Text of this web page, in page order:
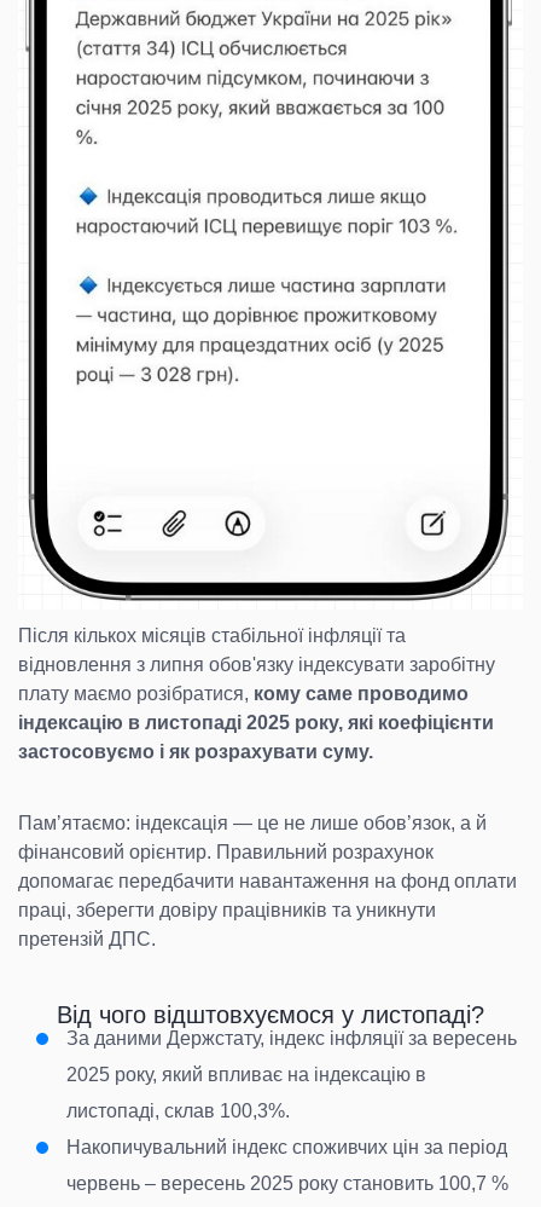
Після кількох місяців стабільної інфляції та
відновлення з липня обов'язку індексувати заробітну
плату маємо розібратися, кому саме проводимо
індексацію в листопаді 2025 року, які коефіцієнти
застосовуємо і як розрахувати суму.
Памʼятаємо: індексація — це не лише обовʼязок, а й
фінансовий орієнтир. Правильний розрахунок
допомагає передбачити навантаження на фонд оплати
праці, зберегти довіру працівників та уникнути
претензій ДПС.
Від чого відштовхуємося у листопаді?
За даними Держстату, індекс інфляції за вересень
2025 року, який впливає на індексацію в
листопаді, склав 100,3%.
Накопичувальний індекс споживчих цін за період
червень – вересень 2025 року становить 100,7 %